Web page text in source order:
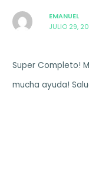
EMANUEL
JULIO 29,
Super Completo!
mucha ayuda!